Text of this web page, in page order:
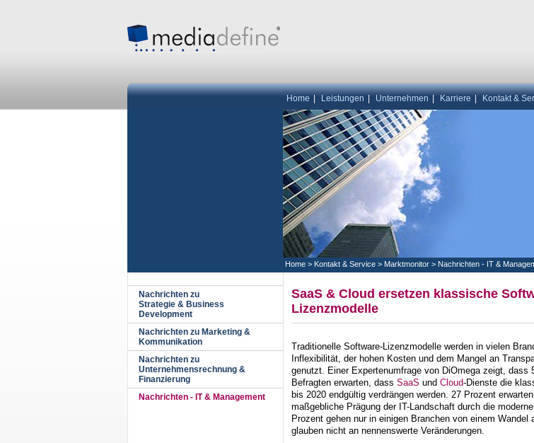
Home Leistungen Unternehmen Karriere Kontakt &
Home > Kontakt & Service > Marktmonitor > Nachrichten - IT &
Nachrichten zu
Strategie & Business
Development
Nachrichten zu Marketing &
Kommunikation
Nachrichten zu
Unternehmensrechnung &
Finanzierung
Nachrichten - IT & Management
SaaS & Cloud ersetzen klassische
Lizenzmodelle
Traditionelle Software-Lizenzmodelle werden in vielen
Inflexibilität, der hohen Kosten und dem Mangel an
genutzt. Einer Expertenumfrage von DiOmega zeigt, dass
Befragten erwarten, dass SaaS und Cloud-Dienste die
bis 2020 endgültig verdrängen werden. 27 Prozent
maßgebliche Prägung der IT-Landschaft durch die
Prozent gehen nur in einigen Branchen von einem Wandel
glauben nicht an nennenswerte Veränderungen.